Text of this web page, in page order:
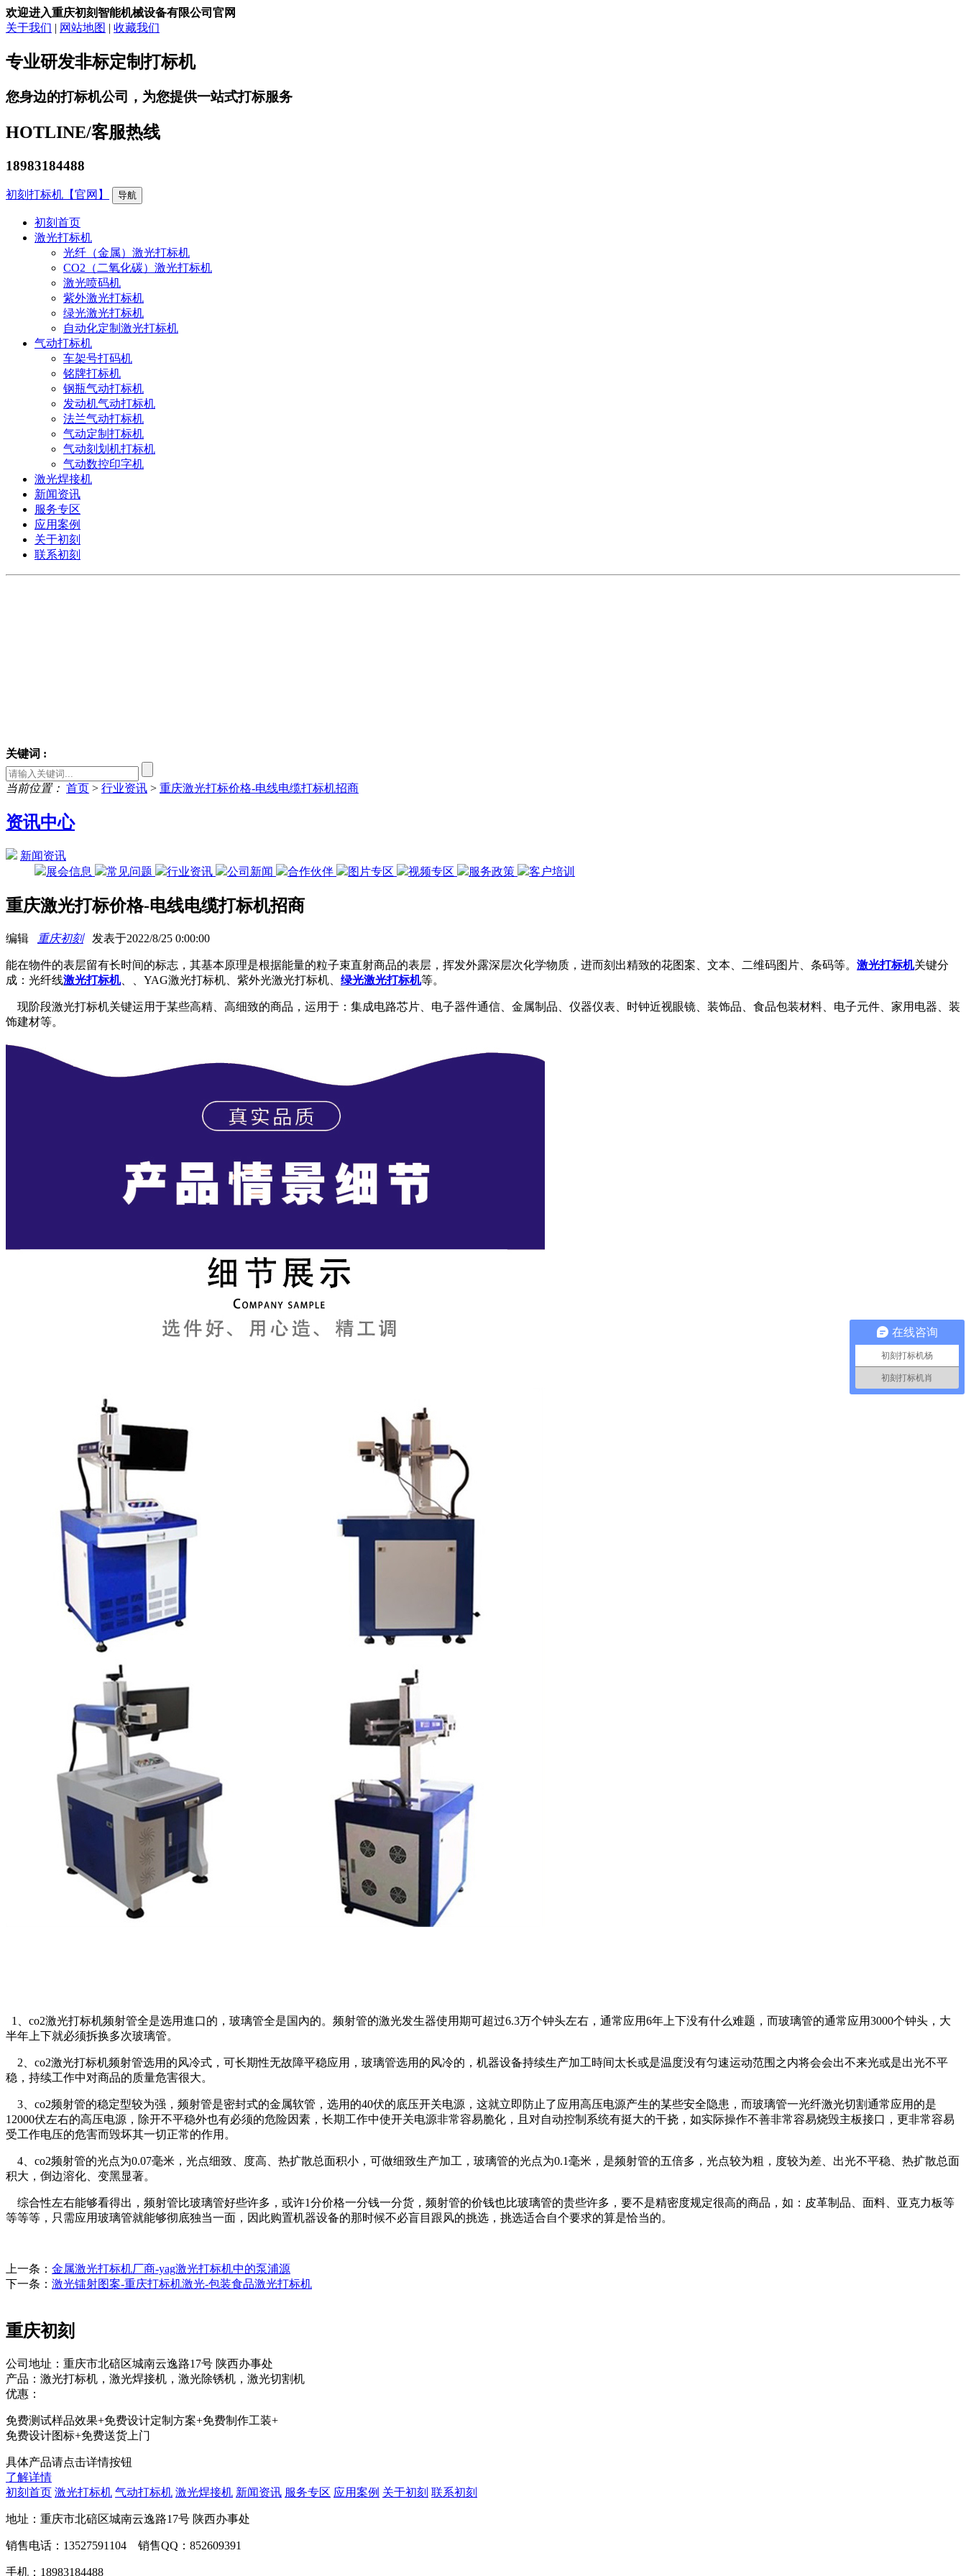
欢迎进入重庆初刻智能机械设备有限公司官网
关于我们 | 网站地图 | 收藏我们
专业研发非标定制打标机
您身边的打标机公司，为您提供一站式打标服务
HOTLINE/客服热线
18983184488
初刻打标机【官网】 导航
初刻首页
激光打标机
光纤（金属）激光打标机
CO2（二氧化碳）激光打标机
激光喷码机
紫外激光打标机
绿光激光打标机
自动化定制激光打标机
气动打标机
车架号打码机
铭牌打标机
钢瓶气动打标机
发动机气动打标机
法兰气动打标机
气动定制打标机
气动刻划机打标机
气动数控印字机
激光焊接机
新闻资讯
服务专区
应用案例
关于初刻
联系初刻
关键词 :
当前位置： 首页 > 行业资讯 > 重庆激光打标价格-电线电缆打标机招商
资讯中心
新闻资讯
展会信息
常见问题 行业资讯 公司新闻 合作伙伴 图片专区 视频专区 服务政策 客户培训
重庆激光打标价格-电线电缆打标机招商
编辑 重庆初刻发表于2022/8/25 0:00:00
能在物件的表层留有长时间的标志，其基本原理是根据能量的粒子束直射商品的表层，挥发外露深层次化学物质，进而刻出精致的花图案、文本、二维码图片、条码等。 激光打标机关键分
成：光纤线激光打标机、、YAG激光打标机、紫外光激光打标机、 绿光激光打标机等。
现阶段激光打标机关键运用于某些高精、高细致的商品，运用于：集成电路芯片、电子器件通信、金属制品、仪器仪表、时钟近视眼镜、装饰品、食品包装材料、电子元件、家用电器、装
饰建材等。
1、co2激光打标机频射管全是选用進口的，玻璃管全是国內的。频射管的激光发生器使用期可超过6.3万个钟头左右，通常应用6年上下没有什么难题，而玻璃管的通常应用3000个钟头，大
半年上下就必须拆换多次玻璃管。
2、co2激光打标机频射管选用的风冷式，可长期性无故障平稳应用，玻璃管选用的风冷的，机器设备持续生产加工時间太长或是温度没有匀速运动范围之内将会会出不来光或是出光不平
稳，持续工作中对商品的质量危害很大。
3、co2频射管的稳定型较为强，频射管是密封式的金属软管，选用的40伏的底压开关电源，这就立即防止了应用高压电源产生的某些安全隐患，而玻璃管一光纤激光切割通常应用的是
12000伏左右的高压电源，除开不平稳外也有必须的危险因素，长期工作中使开关电源非常容易脆化，且对自动控制系统有挺大的干挠，如实际操作不善非常容易烧毁主板接口，更非常容易
受工作电压的危害而毁坏其一切正常的作用。
4、co2频射管的光点为0.07毫米，光点细致、度高、热扩散总面积小，可做细致生产加工，玻璃管的光点为0.1毫米，是频射管的五倍多，光点较为粗，度较为差、出光不平稳、热扩散总面
积大，倒边溶化、变黑显著。
综合性左右能够看得出，频射管比玻璃管好些许多，或许1分价格一分钱一分货，频射管的价钱也比玻璃管的贵些许多，要不是精密度规定很高的商品，如：皮革制品、面料、亚克力板等
等等等，只需应用玻璃管就能够彻底独当一面，因此购置机器设备的那时候不必盲目跟风的挑选，挑选适合自个要求的算是恰当的。
上一条： 金属激光打标机厂商-yag激光打标机中的泵浦源
下一条： 激光镭射图案-重庆打标机激光-包装食品激光打标机
重庆初刻
公司地址：重庆市北碚区城南云逸路17号 陕西办事处
产品：激光打标机，激光焊接机，激光除锈机，激光切割机
优惠：
免费测试样品效果+免费设计定制方案+免费制作工装+
免费设计图标+免费送货上门
具体产品请点击详情按钮
了解详情
初刻首页 激光打标机 气动打标机 激光焊接机 新闻资讯 服务专区 应用案例 关于初刻 联系初刻
地址：重庆市北碚区城南云逸路17号 陕西办事处
销售电话：13527591104 销售QQ：852609391
手机：18983184488
在线咨询
初刻打标机杨
初刻打标机肖